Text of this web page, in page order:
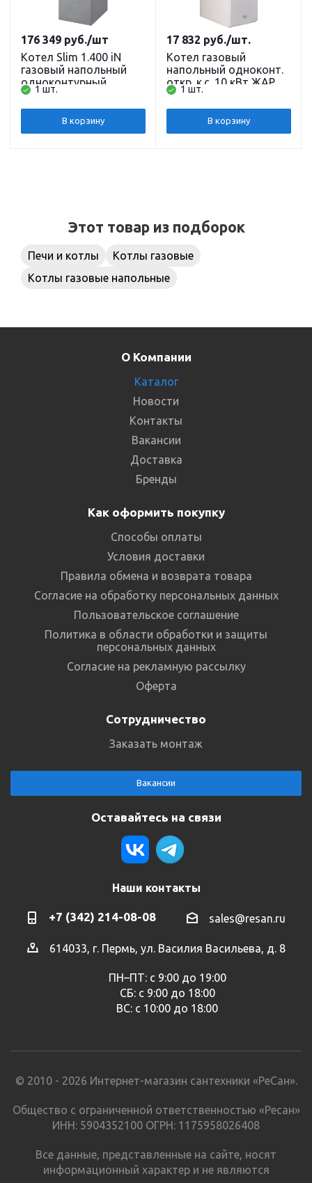
Котел Slim 1.400 iN
газовый напольный
одноконтурный
открытая камера
сгорания без
стабилизатора тяги 40
кВт Baxi
1 шт.
176 349 руб./шт
В корзину
Котел газовый
напольный одноконт.
откр. к.с. 10 кВт ЖАР
compact КОВ-10 СВПС
(TGV) Сигнал
1 шт.
17 832 руб./шт.
В корзину
Этот товар из подборок
Печи и котлы
Котлы газовые
Котлы газовые напольные
О Компании
Каталог
Новости
Контакты
Вакансии
Доставка
Бренды
Как оформить покупку
Способы оплаты
Условия доставки
Правила обмена и возврата товара
Согласие на обработку персональных данных
Пользовательское соглашение
Политика в области обработки и защиты
персональных данных
Согласие на рекламную рассылку
Оферта
Сотрудничество
Заказать монтаж
Вакансии
Оставайтесь на связи
Наши контакты
+7 (342) 214-08-08 sales@resan.ru
614033, г. Пермь, ул. Василия Васильева, д. 8
ПН–ПТ: с 9:00 до 19:00
СБ: с 9:00 до 18:00
ВС: с 10:00 до 18:00
© 2010 - 2026 Интернет-магазин сантехники «РеСан».
Общество с ограниченной ответственностью «Ресан»
ИНН: 5904352100 ОГРН: 1175958026408
Все данные, представленные на сайте, носят
информационный характер и не являются